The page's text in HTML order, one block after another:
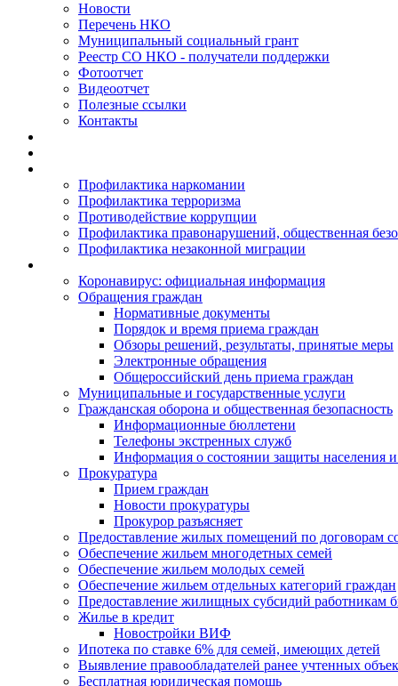
Новости
Перечень НКО
Муниципальный социальный грант
Реестр СО НКО - получатели поддержки
Фотоотчет
Видеоотчет
Полезные ссылки
Контакты
Профилактика наркомании
Профилактика терроризма
Противодействие коррупции
Профилактика правонарушений, общественная
Профилактика незаконной миграции
Коронавирус: официальная информация
Обращения граждан
Нормативные документы
Порядок и время приема граждан
Обзоры решений, результаты, принятые меры
Электронные обращения
Общероссийский день приема граждан
Муниципальные и государственные услуги
Гражданская оборона и общественная безопасность
Информационные бюллетени
Телефоны экстренных служб
Информация о состоянии защиты населения
Прокуратура
Прием граждан
Новости прокуратуры
Прокурор разъясняет
Предоставление жилых помещений по договорам
Обеспечение жильем многодетных семей
Обеспечение жильем молодых семей
Обеспечение жильем отдельных категорий граждан
Предоставление жилищных субсидий работникам
Жилье в кредит
Новостройки ВИФ
Ипотека по ставке 6% для семей, имеющих детей
Выявление правообладателей ранее учтенных
Бесплатная юридическая помощь